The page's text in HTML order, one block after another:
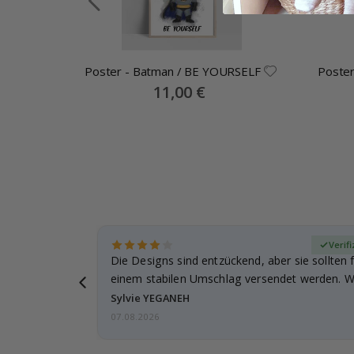
Poster - Batman / BE YOURSELF
Special
Price
11,00 €
Die Designs sind entzückend, aber sie sollten
einem stabilen Umschlag versendet werden.
Sylvie YEGANEH
07.08.2026